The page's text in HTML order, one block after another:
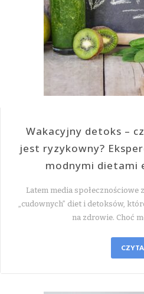
Wakacyjny detoks –
jest ryzykowny?
modnymi dietami
Latem media społecznościowe
„cudownych” diet i detoksów,
na zdrowie. Choć